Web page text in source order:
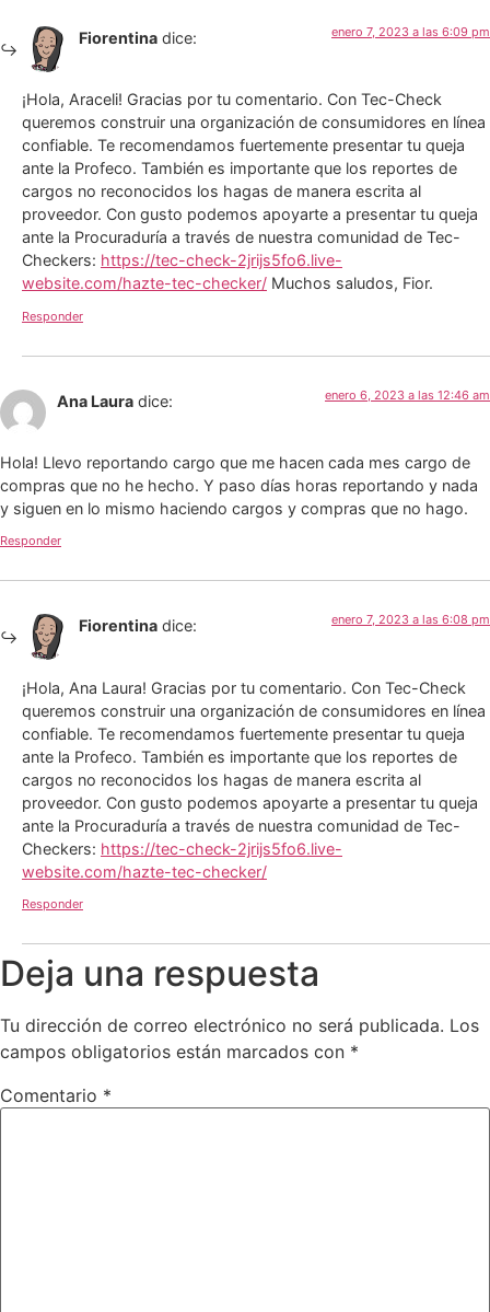
Fiorentina dice: enero 7, 2023 a las 6:09 pm
¡Hola, Araceli! Gracias por tu comentario. Con Tec-Check
queremos construir una organización de consumidores en línea
confiable. Te recomendamos fuertemente presentar tu queja
ante la Profeco. También es importante que los reportes de
cargos no reconocidos los hagas de manera escrita al
proveedor. Con gusto podemos apoyarte a presentar tu queja
ante la Procuraduría a través de nuestra comunidad de Tec-
Checkers: https://tec-check-2jrijs5fo6.live-
website.com/hazte-tec-checker/ Muchos saludos, Fior.
Responder
Ana Laura dice: enero 6, 2023 a las 12:46 am
Hola! Llevo reportando cargo que me hacen cada mes cargo de
compras que no he hecho. Y paso días horas reportando y nada
y siguen en lo mismo haciendo cargos y compras que no hago.
Responder
Fiorentina dice: enero 7, 2023 a las 6:08 pm
¡Hola, Ana Laura! Gracias por tu comentario. Con Tec-Check
queremos construir una organización de consumidores en línea
confiable. Te recomendamos fuertemente presentar tu queja
ante la Profeco. También es importante que los reportes de
cargos no reconocidos los hagas de manera escrita al
proveedor. Con gusto podemos apoyarte a presentar tu queja
ante la Procuraduría a través de nuestra comunidad de Tec-
Checkers: https://tec-check-2jrijs5fo6.live-
website.com/hazte-tec-checker/
Responder
Deja una respuesta
Tu dirección de correo electrónico no será publicada. Los
campos obligatorios están marcados con *
Comentario *